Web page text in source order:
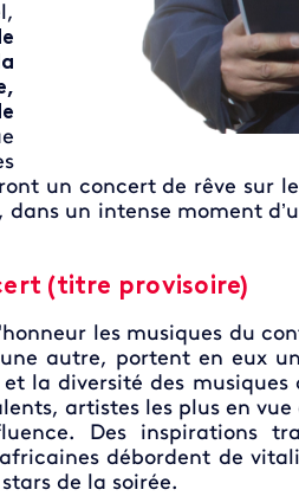
un concert de rêve sur
dans un intense moment
(titre provisoire)
les musiques du
autre, portent en eux
la diversité des
artistes les plus en
Des inspirations
débordent de
de la soirée.